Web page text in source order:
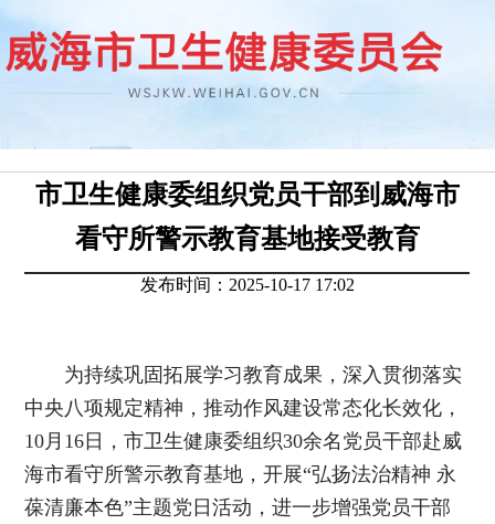
市卫生健康委组织党员干部到威海市
看守所警示教育基地接受教育
发布时间：2025-10-17 17:02
为持续巩固拓展学习教育成果，深入贯彻落实
中央八项规定精神，推动作风建设常态化长效化，
10月16日，市卫生健康委组织30余名党员干部赴威
海市看守所警示教育基地，开展“弘扬法治精神 永
葆清廉本色”主题党日活动，进一步增强党员干部